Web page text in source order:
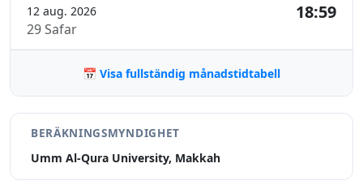
12 aug. 2026
29 Safar
18:59
📅 Visa fullständig månadstidtabell
BERÄKNINGSMYNDIGHET
Umm Al-Qura University, Makkah